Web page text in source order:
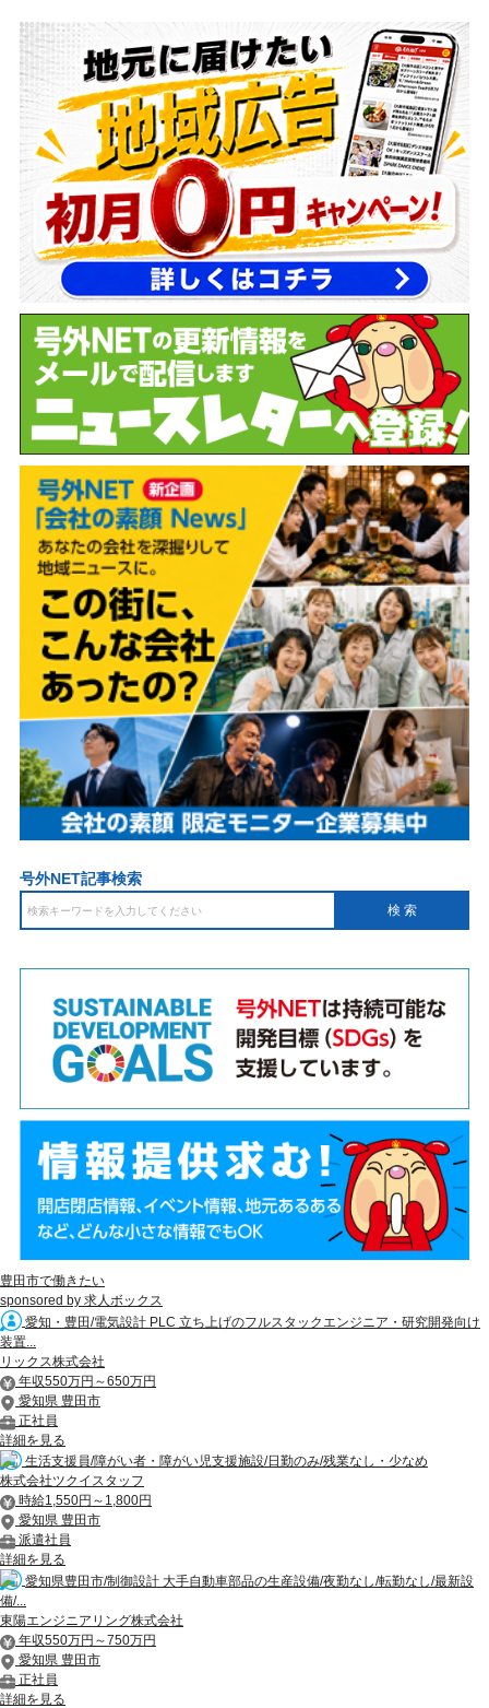
号外NET記事検索
豊田市で働きたい
sponsored by 求人ボックス
愛知・豊田/電気設計 PLC 立ち上げのフルスタックエンジニア・研究開発向け
装置...
リックス株式会社
年収550万円～650万円
愛知県 豊田市
正社員
詳細を見る
生活支援員/障がい者・障がい児支援施設/日勤のみ/残業なし・少なめ
株式会社ツクイスタッフ
時給1,550円～1,800円
愛知県 豊田市
派遣社員
詳細を見る
愛知県豊田市/制御設計 大手自動車部品の生産設備/夜勤なし/転勤なし/最新設
備/...
東陽エンジニアリング株式会社
年収550万円～750万円
愛知県 豊田市
正社員
詳細を見る